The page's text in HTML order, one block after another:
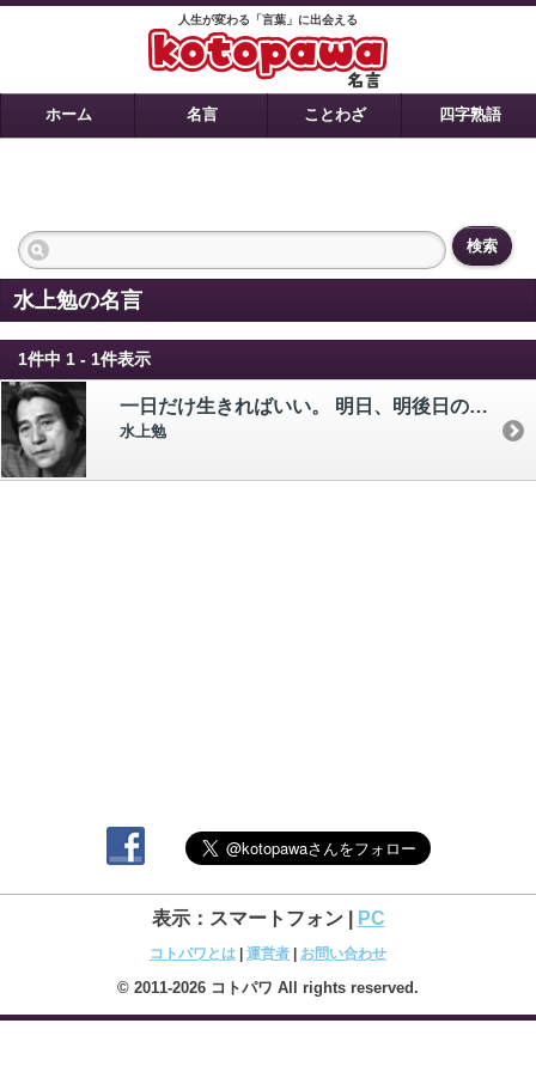
人生が変わる「言葉」に出会える
ホーム 名言 ことわざ 四字熟語
検索
水上勉の名言
1件中 1 - 1件表示
一日だけ生きればいい。 明日、明後日のことを考えるから面倒になる。
水上勉
表示：スマートフォン | PC
コトパワとは 運営者 お問い合わせ
© 2011-2026 コトパワ All rights reserved.